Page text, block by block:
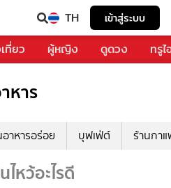
TH เข้าสู่ระบบ
ที่ยว ผู้หญิง ดูดวง ทรู
หาร
าหารอร่อย บุฟเฟ่ต์ ร้านกา
หว้อะไรดี